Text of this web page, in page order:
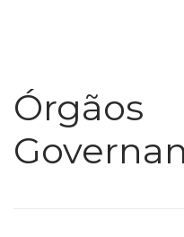
Órgãos